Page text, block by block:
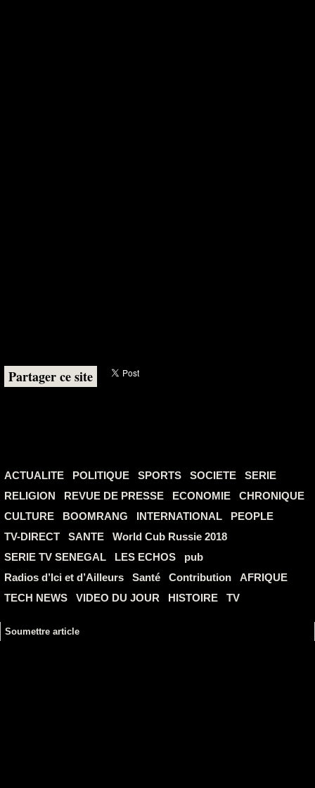
Partager ce site
ACTUALITE POLITIQUE SPORTS SOCIETE
SERIE
RELIGION
REVUE DE PRESSE ECONOMIE
CHRONIQUE
CULTURE
BOOMRANG INTERNATIONAL
PEOPLE
TV-DIRECT
SANTE
World Cub Russie 2018
SERIE TV SENEGAL
LES ECHOS
pub
Radios d’Ici et d’Ailleurs
Santé Contribution
AFRIQUE
TECH NEWS
VIDEO DU JOUR HISTOIRE TV
Soumettre article